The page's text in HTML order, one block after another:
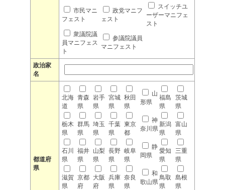
市民マニ
フェスト
政党マニフ
ェスト
スイッチユ
ーザーマニフェ
スト
衆議院議
員マニフェス
ト
参議院議員
マニフェスト
政治家
名
都道府
県
北海
道
青森
県
岩手
県
宮城
県
秋田
県
山
形県
福島
県
茨城
県
栃木
県
群馬
県
埼玉
県
千葉
県
東京
都
神
奈川県
新潟
県
富山
県
石川
県
福井
県
山梨
県
長野
県
岐阜
県
静
岡県
愛知
県
三重
県
滋賀
県
京都
府
大阪
府
兵庫
県
奈良
県
和
歌山県
鳥取
県
島根
県